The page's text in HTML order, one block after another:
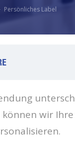
Persönliches Label
wir